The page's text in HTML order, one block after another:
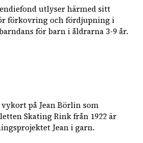
utlyser härmed sitt
förkovring och fördjupning i
för barn i åldrarna 3-9 år.
på Jean Börlin som
Skating Rink från 1922 är
Jean i garn.